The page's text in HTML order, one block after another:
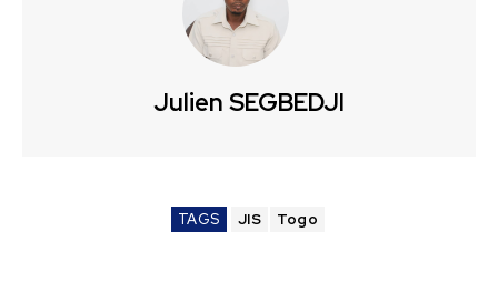
Julien SEGBEDJI
TAGS JIS Togo